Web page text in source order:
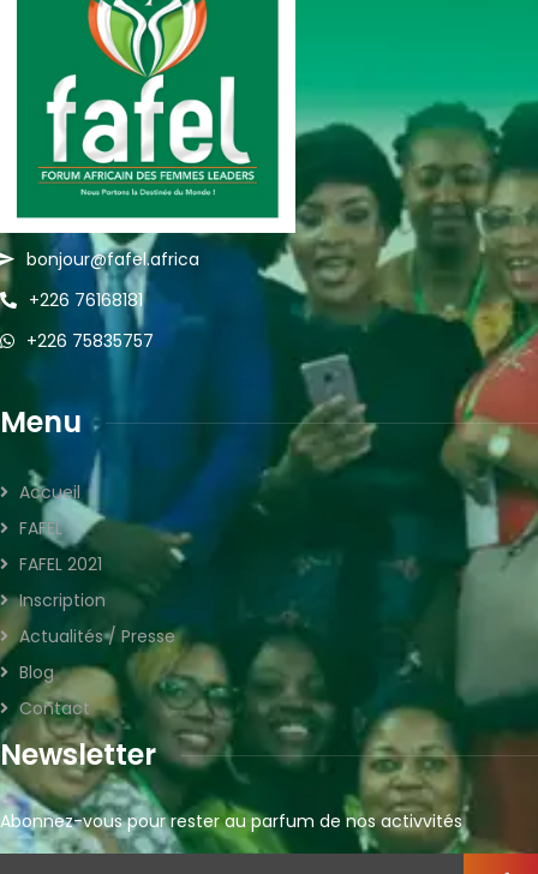
bonjour@fafel.africa
+226 76168181
+226 75835757
Menu
Accueil
FAFEL
FAFEL 2021
Inscription
Actualités / Presse
Blog
Contact
Newsletter
Abonnez-vous pour rester au parfum de nos activvités